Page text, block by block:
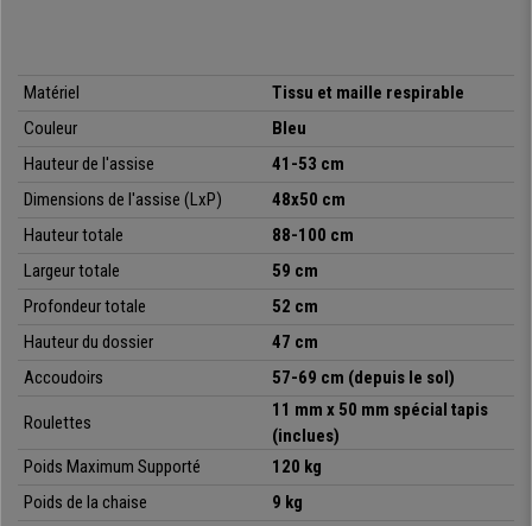
Matériel
Tissu et maille respirable
Couleur
Bleu
Hauteur de l'assise
41-53 cm
Dimensions de l'assise (LxP)
48x50 cm
Hauteur totale
88-100 cm
Largeur totale
59 cm
Profondeur totale
52 cm
Hauteur du dossier
47 cm
Accoudoirs
57-69 cm (depuis le sol)
Roulettes
11 mm x 50 mm spécial tapis
(inclues)
Poids Maximum Supporté
120 kg
Poids de la chaise
9 kg